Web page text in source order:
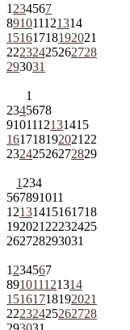
1 234567
891011121314
15161718192021
22232425262728
293031
1
2345678
9101112131415
161718192021 22
23242526272829
1 234
567891011
12131415161718
192021 22232425
262728293031
1 234567
891011121314
15161718192021
22232425262728